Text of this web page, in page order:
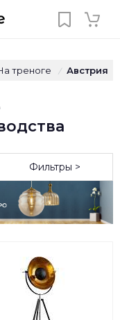
треноге / Австрия
Фильтры >